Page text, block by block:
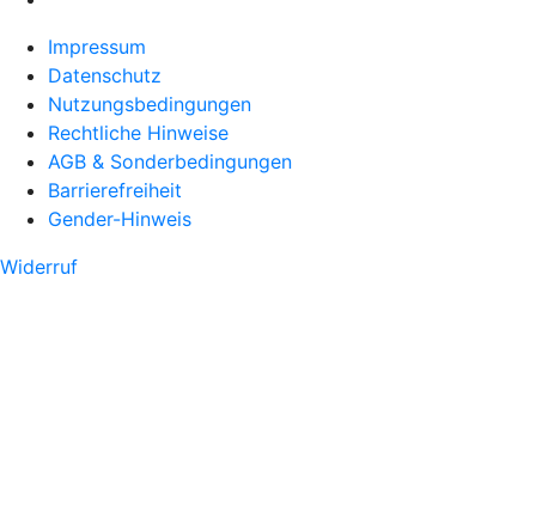
Impressum
Datenschutz
Nutzungsbedingungen
Rechtliche Hinweise
AGB & Sonderbedingungen
Barrierefreiheit
Gender-Hinweis
Widerruf